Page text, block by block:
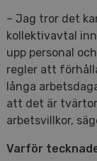
– Jag tror det
kollektivavtal
upp personal
regler att
långa
att det är
arbetsvillkor,
Varför